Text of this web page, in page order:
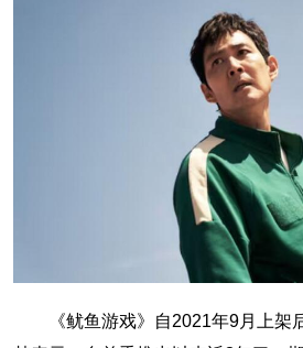
《鱿鱼游戏》自2021年9月上架